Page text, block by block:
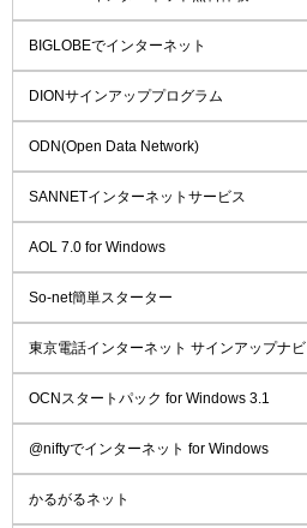
BIGLOBEでインターネット
DIONサインアッププログラム
ODN(Open Data Network)
SANNETインターネットサービス
AOL 7.0 for Windows
So-net簡単スターター
東京電話インターネット サインアップナビ
OCNスタートパック for Windows 3.1
@niftyでインターネット for Windows
かるがるネット